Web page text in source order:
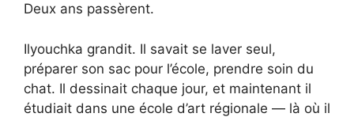
Deux ans passèrent.
Ilyouchka grandit. Il savait se laver seul,
préparer son sac pour l’école, prendre soin du
chat. Il dessinait chaque jour, et maintenant il
étudiait dans une école d’art régionale — là où il